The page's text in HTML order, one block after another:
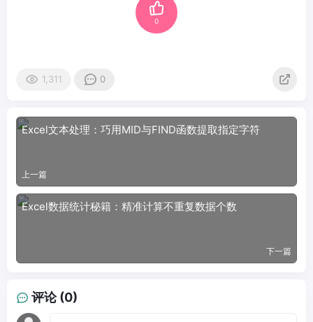
0
1,311 0
Excel文本处理：巧用MID与FIND函数提取指定字符
上一篇
Excel数据统计秘籍：精准计算不重复数据个数
下一篇
评论 (0)